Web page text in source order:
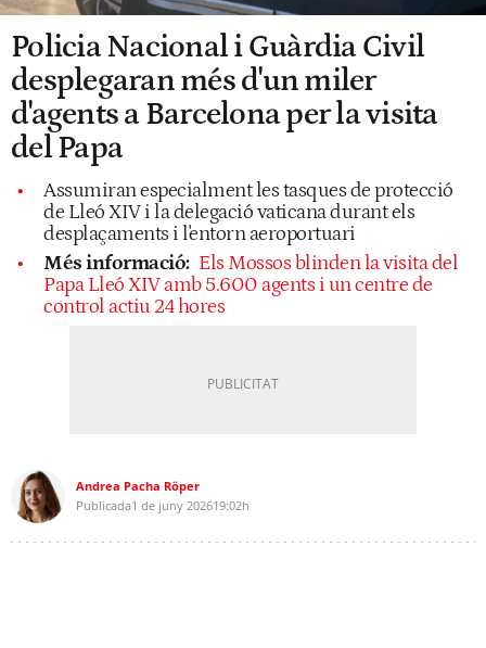
Policia Nacional i Guàrdia Civil
desplegaran més d'un miler
d'agents a Barcelona per la visita
del Papa
Assumiran especialment les tasques de protecció
de Lleó XIV i la delegació vaticana durant els
desplaçaments i l'entorn aeroportuari
Més informació: Els Mossos blinden la visita del
Papa Lleó XIV amb 5.600 agents i un centre de
control actiu 24 hores
Andrea Pacha Röper
Publicada1 de juny 202619:02h